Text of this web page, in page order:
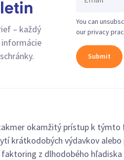
– každý
informácie
You can
our privacy
okamžitý prístup k
krátkodobých výdavkov
z dlhodobého hľadiska